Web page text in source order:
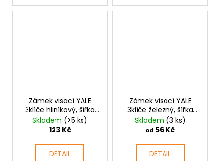
Zámek visací YALE
3klíče hliníkový, šířka
42mm
Skladem (>5 ks)
123 Kč
DETAIL
Zámek visací YALE
3klíče železný, šířka
32mm
Skladem (3 ks)
od 56 Kč
DETAIL